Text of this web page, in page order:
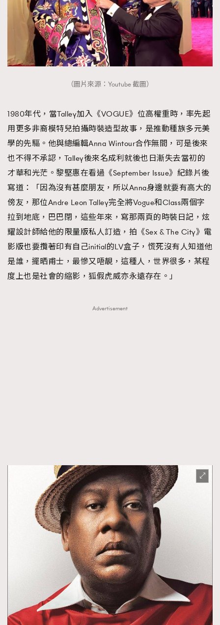
（圖片來源：Youtube 截圖）
1980年代，當Talley加入《VOGUE》位高權重時，率先起
用更多非裔模特兒拍攝時裝造型故事，是推動種族多元美
學的先驅。他與總編輯Anna Wintour合作無間，可是後來
也不得不承認，Talley後來名成利就後也日漸失去當初的
才華和光茫。黎堅惠在看過《September Issue》紀錄片後
寫道：「因為沒有甚麼朋友，所以Anna身邊就要有高大的
傍友，那位Andre Leon Talley完全將Vogue和Class兩個字
拉到地底，巴巴閉，這些年來，寫那兩頁的時裝日記，炫
耀設計師給他的限量版私人訂造，拍《Sex & The City》電
影版也要攬著印有自己initial的LV盒子，慌死沒有人知道他
是誰，擺晒甫士，最慘又唔靚，這種人，世界很多，某程
度上也是社會的縮影，狐假虎威亦永遠存在。」
Advertisement